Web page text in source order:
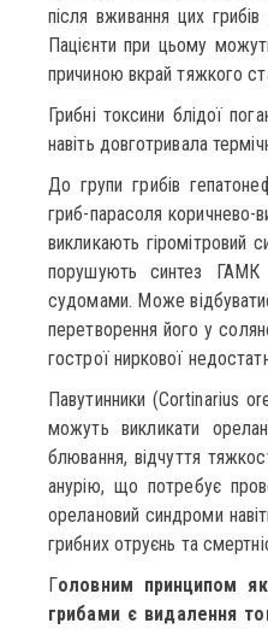
після вживання цих
Пацієнти при цьому
причиною вкрай тяжкого
Грибні токсини блідої
навіть довготривала
До групи грибів
гриб-парасоля коричнево-
викликають гіромітровий
порушують синтез ГАМК
судомами. Може
перетворення його у
гострої ниркової
Павутинники (Cortinarius
можуть викликати
блювання, відчуття
анурію, що потребує
орелановий синдроми
грибних отруєнь та
Головним принципом як
грибами є видалення